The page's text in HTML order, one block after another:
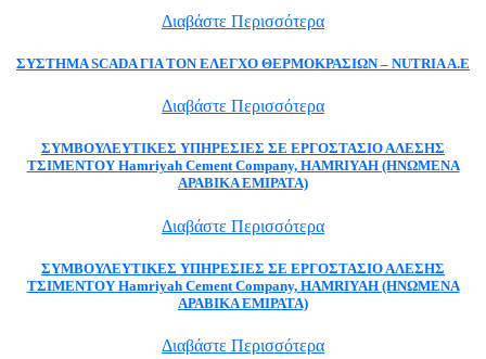
Διαβάστε Περισσότερα
ΣΥΣΤΗΜΑ SCADA ΓΙΑ ΤΟΝ ΕΛΕΓΧΟ ΘΕΡΜΟΚΡΑΣΙΩΝ – NUTRIA A.E
Διαβάστε Περισσότερα
ΣΥΜΒΟΥΛΕΥΤΙΚΕΣ ΥΠΗΡΕΣΙΕΣ ΣΕ ΕΡΓΟΣΤΑΣΙΟ ΑΛΕΣΗΣ
ΤΣΙΜΕΝΤΟΥ Hamriyah Cement Company, HAMRIYAH (ΗΝΩΜΕΝΑ
ΑΡΑΒΙΚΑ ΕΜΙΡΑΤΑ)
Διαβάστε Περισσότερα
ΣΥΜΒΟΥΛΕΥΤΙΚΕΣ ΥΠΗΡΕΣΙΕΣ ΣΕ ΕΡΓΟΣΤΑΣΙΟ ΑΛΕΣΗΣ
ΤΣΙΜΕΝΤΟΥ Hamriyah Cement Company, HAMRIYAH (ΗΝΩΜΕΝΑ
ΑΡΑΒΙΚΑ ΕΜΙΡΑΤΑ)
Διαβάστε Περισσότερα